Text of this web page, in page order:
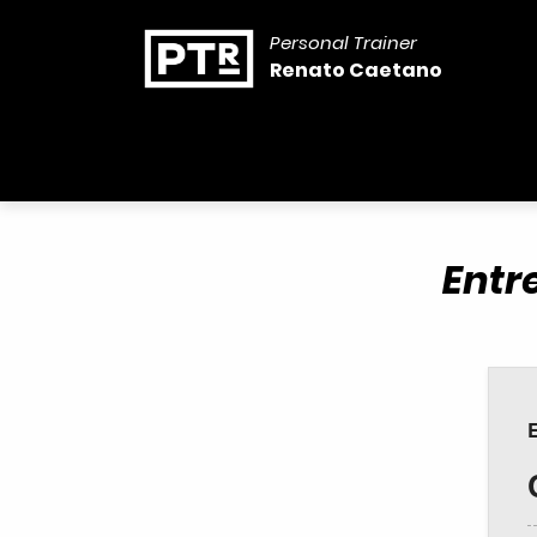
Personal Trainer
Renato Caetano